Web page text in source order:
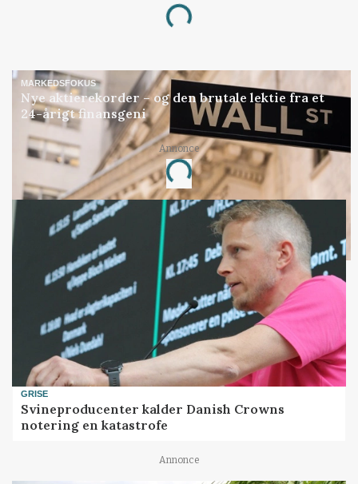
Loading...
MARKEDSFOKUS
Nye aktierekorder – og den brutale lektie fra et
24-årigt finansgeni
Annonce
Loading...
GRISE
Svineproducenter kalder Danish Crowns
notering en katastrofe
Annonce